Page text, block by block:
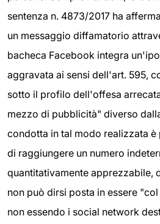
sentenza n. 4873/2017 ha
un messaggio diffamatorio
bacheca Facebook integra
aggravata ai sensi dell'art. 595,
sotto il profilo dell'offesa
mezzo di pubblicità" diverso
condotta in tal modo realizzata
di raggiungere un numero
quantitativamente apprezzabile,
non può dirsi posta in essere
non essendo i social network